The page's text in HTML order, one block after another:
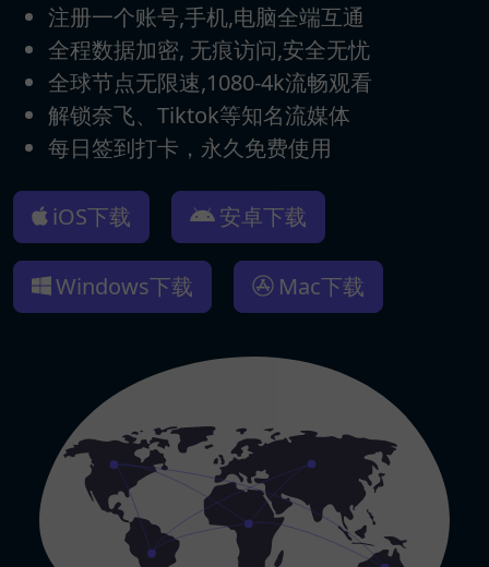
注册一个账号,手机,电脑全端互通
全程数据加密, 无痕访问,安全无忧
全球节点无限速,1080-4k流畅观看
解锁奈飞、Tiktok等知名流媒体
每日签到打卡，永久免费使用
iOS下载 安卓下载
Windows下载 Mac下载